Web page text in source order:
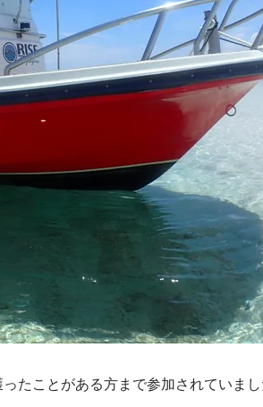
たことがある方まで参加されていまし